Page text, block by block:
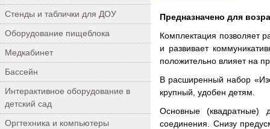
Стенды и таблички для ДОУ
Оборудование пищеблока
Медкабинет
Бассейн
Интерактивное оборудование в
детский сад
Оргтехника и компьютеры
Предназначено для
Комплектация позволяет
и развивает
положительно влияет на
В расширенный набор
крупный, удобен детям.
Основные (квадратные)
соединения. Снизу